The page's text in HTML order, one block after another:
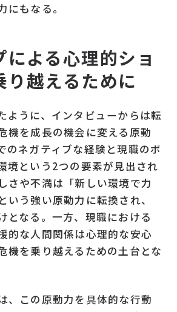
にもなる。
による心理的ショ
り越えるために
ように、インタビューからは転
機を成長の機会に変える原動
のネガティブな経験と現職のポ
境という2つの要素が見出され
さや不満は「新しい環境で力
いう強い原動力に転換され、
となる。一方、現職における
的な人間関係は心理的な安心
機を乗り越えるための土台とな
、この原動力を具体的な行動